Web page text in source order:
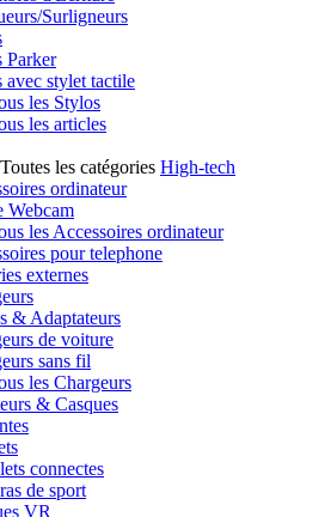
Surligneurs
Parker
avec stylet tactile
les Stylos
les articles
les catégories High-tech
ordinateur
Webcam
les Accessoires ordinateur
pour telephone
externes
& Adaptateurs
de voiture
sans fil
les Chargeurs
& Casques
connectes
de sport
VR